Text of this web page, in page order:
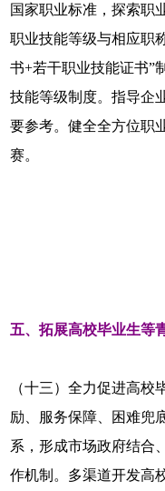
国家职业标准，探索职
职业技能等级与相应职
书+若干职业技能证书”
技能等级制度。指导企
要参考。健全全方位职
赛。
五、拓展高校毕业生等
（十三）全力促进高
励、服务保障、困难兜
系，形成市场政府结合
作机制。多渠道开发高